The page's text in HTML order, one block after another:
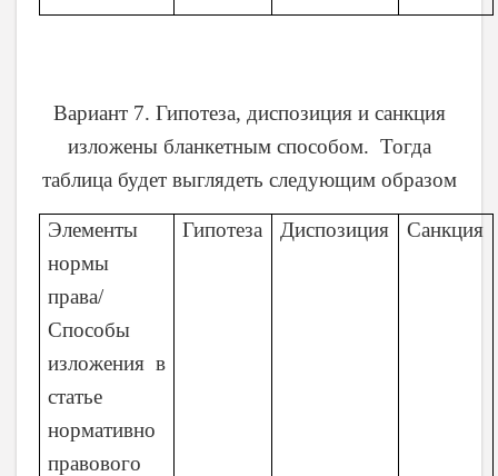
Вариант 7. Гипотеза, диспозиция и санкция
изложены бланкетным способом. Тогда
таблица будет выглядеть следующим образом
Элементы
нормы
права/
Способы
изложения в
статье
нормативно
правового
Гипотеза Диспозиция Санкция